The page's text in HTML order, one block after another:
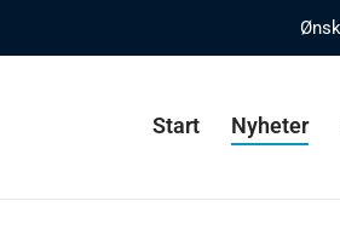
Start Nyheter